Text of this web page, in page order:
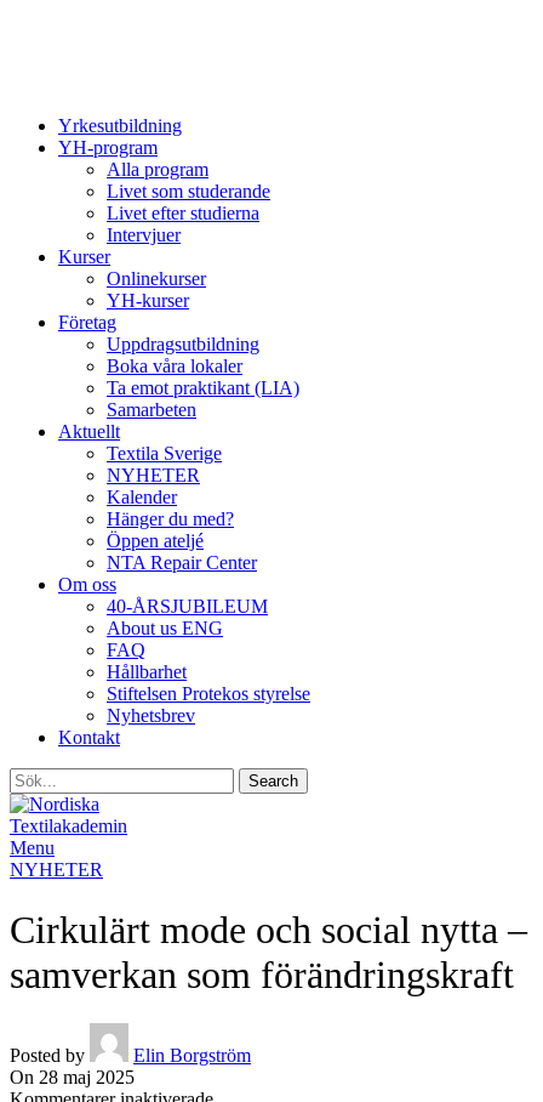
Yrkesutbildning
YH-program
Alla program
Livet som studerande
Livet efter studierna
Intervjuer
Kurser
Onlinekurser
YH-kurser
Företag
Uppdragsutbildning
Boka våra lokaler
Ta emot praktikant (LIA)
Samarbeten
Aktuellt
Textila Sverige
NYHETER
Kalender
Hänger du med?
Öppen ateljé
NTA Repair Center
Om oss
40-ÅRSJUBILEUM
About us ENG
FAQ
Hållbarhet
Stiftelsen Protekos styrelse
Nyhetsbrev
Kontakt
Search
Menu
NYHETER
Cirkulärt mode och social nytta –
samverkan som förändringskraft
Posted by
Elin Borgström
On 28 maj 2025